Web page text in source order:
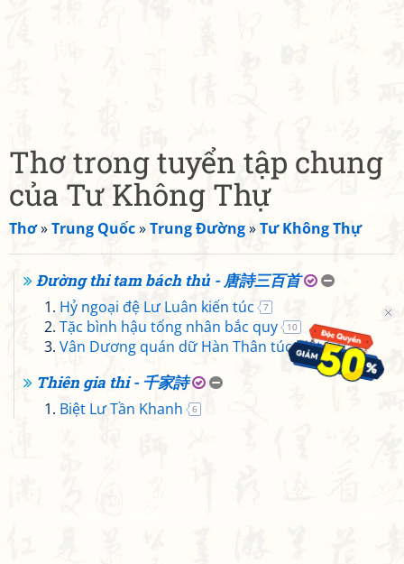
Thơ trong tuyển tập chung
của Tư Không Thự
Thơ»Trung Quốc»Trung Đường»Tư Không Thự
Đường thi tam bách thủ - 唐詩三百首
Hỷ ngoại đệ Lư Luân kiến túc 7
Tặc bình hậu tống nhân bắc quy 10
Vân Dương quán dữ Hàn Thân túc biệt 11
Thiên gia thi - 千家詩
Biệt Lư Tần Khanh 6